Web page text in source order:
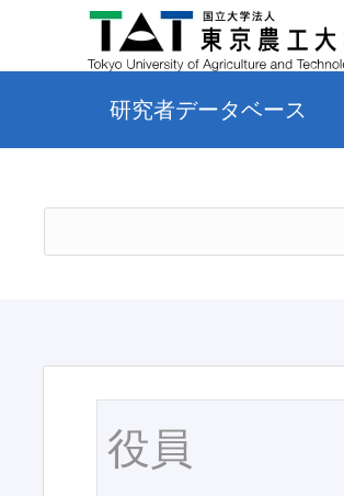
研究者データベース
役員